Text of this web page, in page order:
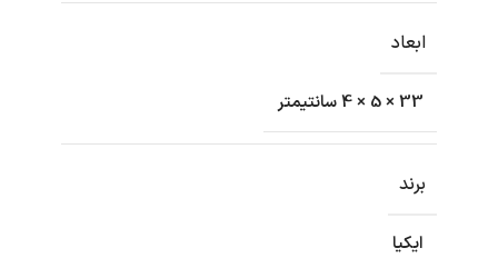
ابعاد
33 × 5 × 4 سانتیمتر
برند
ایکیا